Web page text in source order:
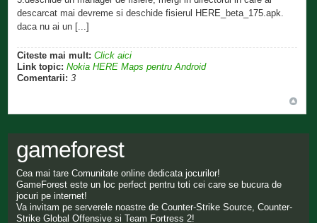
descarcat mai devreme si deschide fisierul HERE_beta_175.apk.
daca nu ai un [...]
Citeste mai mult: Click aici
Link topic: Nokia HERE Maps pentru Android
Comentarii: 3
gameforest
Cea mai tare Comunitate online dedicata jocurilor!
GameForest este un loc perfect pentru toti cei care se bucura de
jocuri pe internet!
Va invitam pe serverele noastre de Counter-Strike Source, Counter-
Strike Global Offensive si Team Fortress 2!